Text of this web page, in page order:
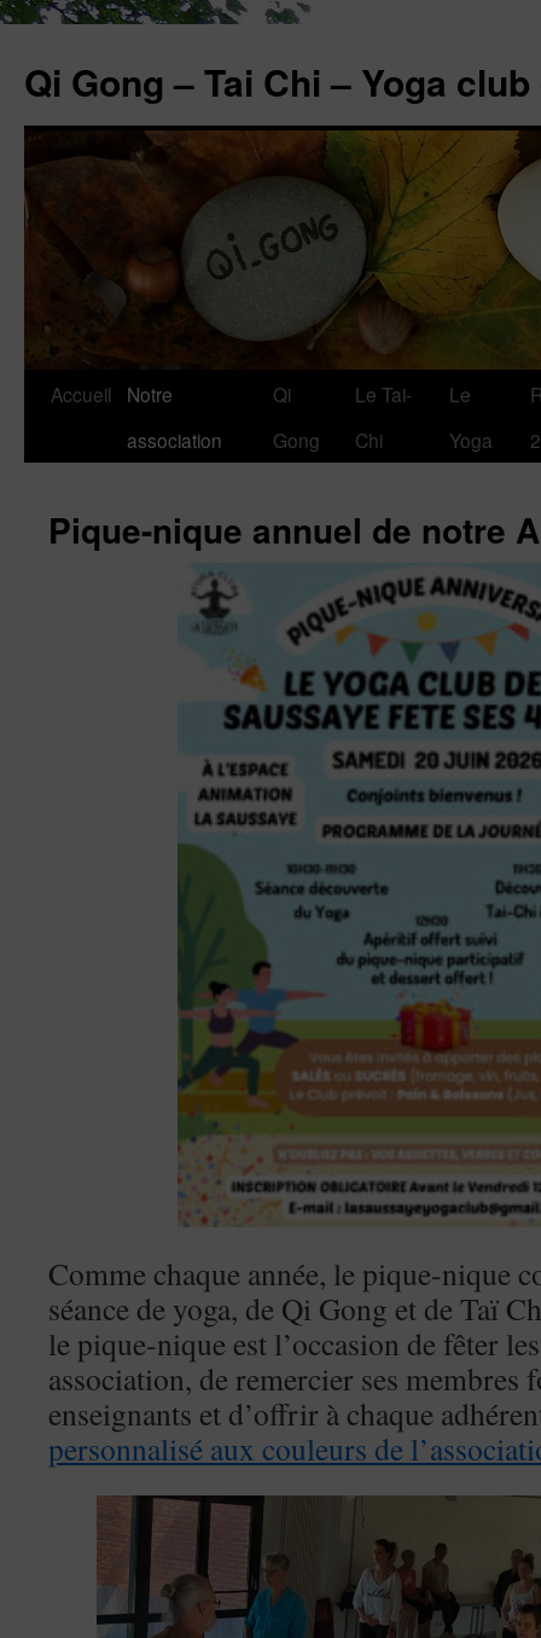
contenu
Qi Gong – Tai Chi – Yoga
Accueil
Notre
association
Qi
Gong
Le Tai-
Chi
Le
Yoga
Pique-nique annuel de notre
Comme chaque année, le pique-nique
séance de yoga, de Qi Gong et de Taï
le pique-nique est l’occasion de fêter
association, de remercier ses membres
enseignants et d’offrir à chaque
personnalisé aux couleurs de